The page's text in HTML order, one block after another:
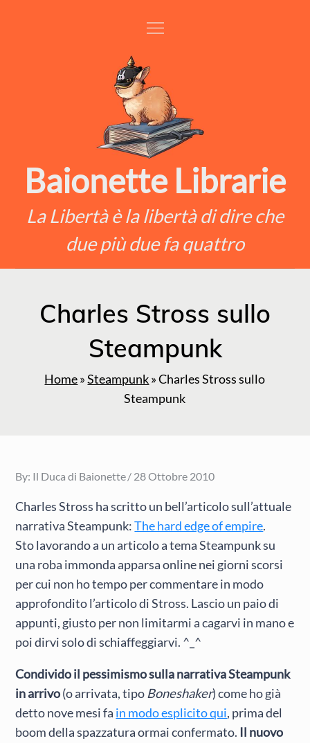
Baionette Librarie
La Libertà è la libertà di dire che
due più due fa quattro
Charles Stross sullo
Steampunk
Home»Steampunk»Charles Stross sullo
Steampunk
By: Il Duca di Baionette Posted
28 Ottobre 2010
Charles Stross ha scritto un bell’articolo sull’attuale
narrativa Steampunk:The hard edge of empire.
Sto lavorando a un articolo a tema Steampunk su
una roba immonda apparsa online nei giorni scorsi
per cui non ho tempo per commentare in modo
approfondito l’articolo di Stross. Lascio un paio di
appunti, giusto per non limitarmi a cagarvi in mano e
poi dirvi solo di schiaffeggiarvi. ^_^
Condivido il pessimismo sulla narrativa Steampunk
in arrivo(o arrivata, tipo Boneshaker) come ho già
detto nove mesi fa in modo esplicito qui, prima del
boom della spazzatura ormai confermato. Il nuovo